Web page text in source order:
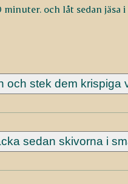
minuter. och låt sedan jäsa
stek dem krispiga
sedan skivorna i